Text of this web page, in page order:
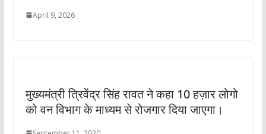
April 9, 2026
मुख्यमंत्री त्रिवेंद्र सिंह रावत ने कहा 10 हज़ार लोगो
को वन विभाग के माध्यम से रोजगार दिया जाएगा।